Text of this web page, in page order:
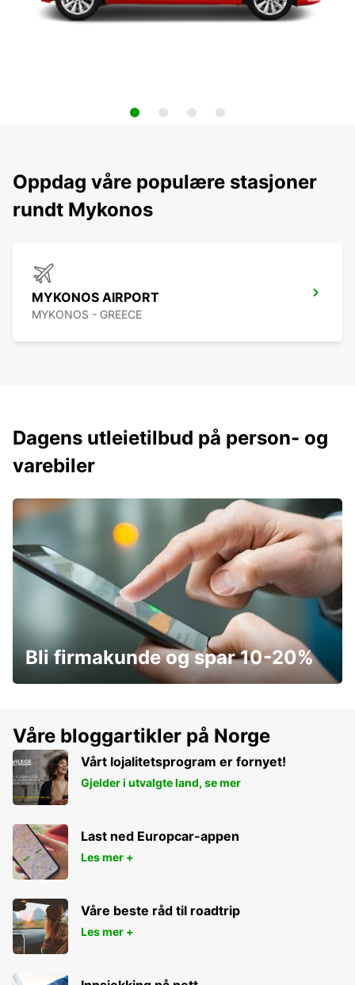
Oppdag våre populære stasjoner
rundt Mykonos
MYKONOS AIRPORT
MYKONOS - GREECE
Dagens utleietilbud på person- og
varebiler
Bli firmakunde og spar 10-20%
Våre bloggartikler på Norge
Vårt lojalitetsprogram er fornyet!
Gjelder i utvalgte land, se mer
Last ned Europcar-appen
Les mer +
Våre beste råd til roadtrip
Les mer +